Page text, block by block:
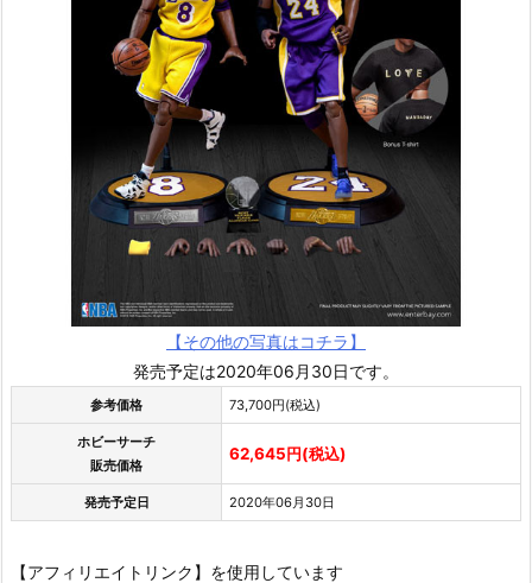
【その他の写真はコチラ】
発売予定は2020年06月30日です。
参考価格 73,700円(税込)
ホビーサーチ
販売価格
62,645円(税込)
発売予定日 2020年06月30日
【アフィリエイトリンク】を使用しています